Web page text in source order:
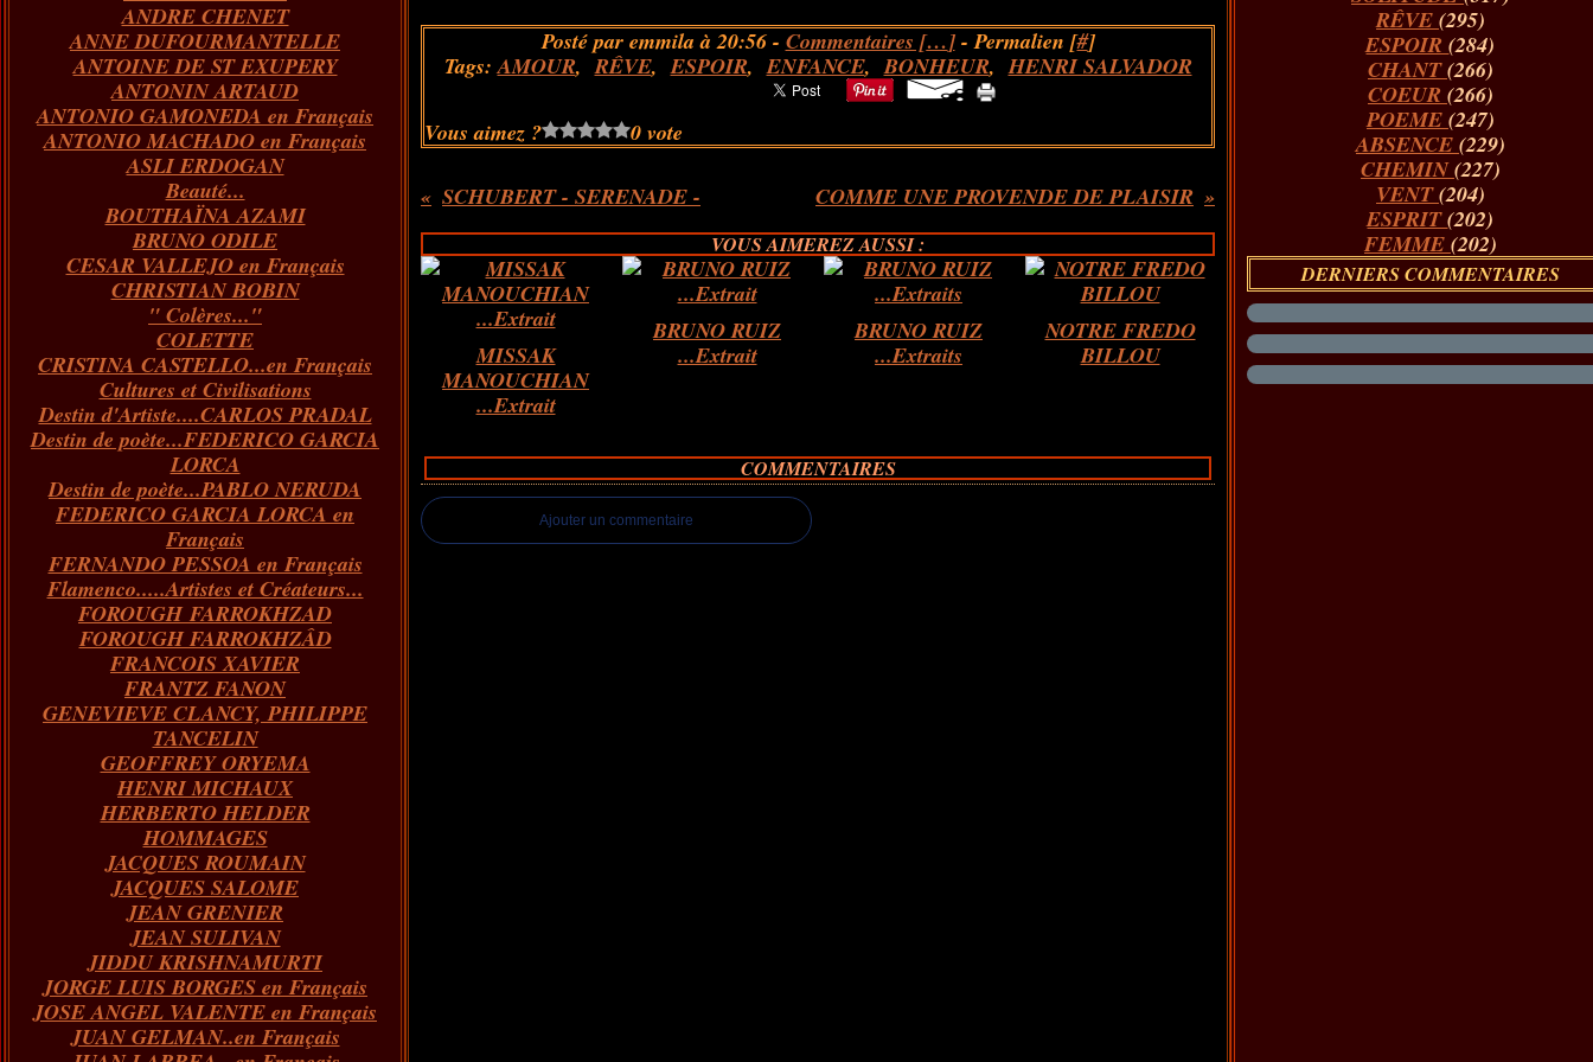
Janvier(60)
Février(68)
Janvier(86)
Mars(65)
Février(70)
Janvier(66)
Avril(76)
Mars(66)
Février(67)
Janvier(73)
Mai(82)
Avril(62)
Mars(66)
Février(55)
Janvier(43)
Juin(84)
Mai(89)
Avril(59)
Mars(73)
Février(54)
Janvier(51)
Juillet(72)
Juin(65)
Mai(97)
Avril(73)
Mars(100)
Février(146)
Janvier(124)
Août(40)
Juillet(31)
Juin(26)
ANDRE CHENET
ANNE DUFOURMANTELLE
ANTOINE DE ST EXUPERY
ANTONIN ARTAUD
ANTONIO GAMONEDA en Français
ANTONIO MACHADO en Français
ASLI ERDOGAN
Beauté...
BOUTHAÏNA AZAMI
BRUNO ODILE
CESAR VALLEJO en Français
CHRISTIAN BOBIN
" Colères..."
COLETTE
CRISTINA CASTELLO...en Français
Cultures et Civilisations
Destin d'Artiste....CARLOS PRADAL
Destin de poète...FEDERICO GARCIA
LORCA
Destin de poète...PABLO NERUDA
FEDERICO GARCIA LORCA en
Français
FERNANDO PESSOA en Français
Flamenco.....Artistes et Créateurs...
FOROUGH FARROKHZAD
FOROUGH FARROKHZÂD
FRANCOIS XAVIER
FRANTZ FANON
GENEVIEVE CLANCY, PHILIPPE
TANCELIN
GEOFFREY ORYEMA
HENRI MICHAUX
HERBERTO HELDER
HOMMAGES
JACQUES ROUMAIN
JACQUES SALOME
JEAN GRENIER
JEAN SULIVAN
JIDDU KRISHNAMURTI
JORGE LUIS BORGES en Français
JOSE ANGEL VALENTE en Français
JUAN GELMAN..en Français
Posté par emmila à 20:56 - Commentaires […]- Permalien [#]
Tags:AMOUR,RÊVE,ESPOIR,ENFANCE,BONHEUR,HENRI SALVADOR
Vous aimez ? 0 vote
SCHUBERT - SERENADE - COMME UNE PROVENDE DE PLAISIR
VOUS AIMEREZ AUSSI :
MISSAK
MANOUCHIAN
...Extrait
BRUNO RUIZ
...Extrait
BRUNO RUIZ
...Extraits
NOTRE FREDO
BILLOU
COMMENTAIRES
Ajouter un commentaire
RÊVE (295)
ESPOIR(284)
CHANT(266)
COEUR (266)
POEME (247)
ABSENCE (229)
CHEMIN(227)
VENT(204)
ESPRIT(202)
FEMME (202)
DERNIERS COMMENTAIRES